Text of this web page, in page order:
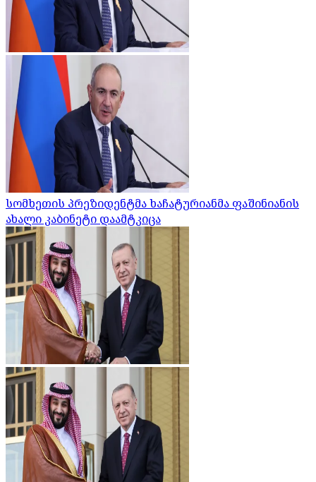
სომხეთის პრეზიდენტმა ხაჩატურიანმა ფაშინიანის
ახალი კაბინეტი დაამტკიცა